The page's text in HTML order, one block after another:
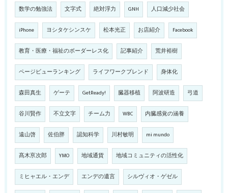
数学の勉強法 文字式 絶対浮力 GNH 人口減少社会
iPhone ヨシタケシンスケ 松本光正 お店紹介 Facebook
教育・医療・福祉のボーダーレス化 記事紹介 荒井裕樹
ページビューランキング ライフワークブレンド 身体化
森田真生 ゲーテ GetReady! 臓器移植 阿波研造 弓道
谷川賢作 不立文字 チーム力 WBC 内臓感覚の涵養
遠山啓 佐伯胖 認知科学 川村敏明 mi mundo
髙木亰次郎 YMO 地域通貨 地域コミュニティの活性化
ミヒャエル・エンデ エンデの遺言 シルヴィオ・ゲゼル